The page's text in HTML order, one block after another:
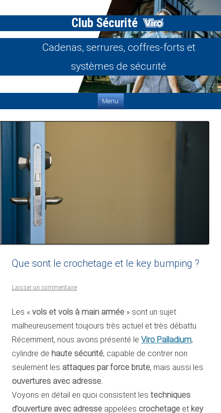
Club Sécurité
Cadenas, serrures, coffres-forts et
systèmes de sécurité
Menu
Que sont le crochetage et le key bumping ?
Laisser un commentaire
Les « vols et vols à main armée » sont un sujet
malheureusement toujours très actuel et très débattu.
Récemment, nous avons présenté le Viro Palladium,
cylindre de haute sécurité, capable de contrer non
seulement les attaques par force brute, mais aussi les
ouvertures avec adresse.
Voyons en détail en quoi consistent les techniques
d’ouverture avec adresse appelées crochetage et key